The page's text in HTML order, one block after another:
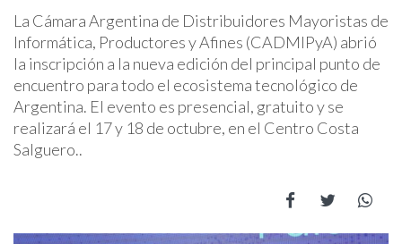
La Cámara Argentina de Distribuidores Mayoristas de
Informática, Productores y Afines (CADMIPyA) abrió
la inscripción a la nueva edición del principal punto de
encuentro para todo el ecosistema tecnológico de
Argentina. El evento es presencial, gratuito y se
realizará el 17 y 18 de octubre, en el Centro Costa
Salguero..